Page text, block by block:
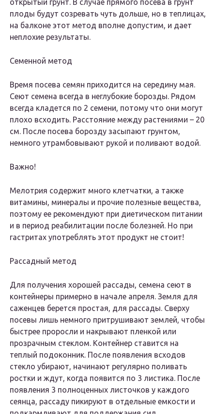
открытый грунт. В случае прямого посева в грунт
плоды будут созревать чуть дольше, но в теплицах,
на балконе этот метод вполне допустим, и дает
неплохие результаты.
Семенной метод
Время посева семян приходится на середину мая.
Сеют семена всегда в неглубокие борозды. Рядом
всегда кладется по 2 семени, потому что они могут
плохо всходить. Расстояние между растениями – 20
см. После посева борозду засыпают грунтом,
немного утрамбовывают рукой и поливают водой.
Важно!
Мелотрия содержит много клетчатки, а также
витамины, минералы и прочие полезные вещества,
поэтому ее рекомендуют при диетическом питании
и в период реабилитации после болезней. Но при
гастритах употреблять этот продукт не стоит!
Рассадный метод
Для получения хорошей рассады, семена сеют в
контейнеры примерно в начале апреля. Земля для
саженцев берется простая, для рассады. Сверху
посевы лишь немного притрушивают землей, чтобы
быстрее проросли и накрывают пленкой или
прозрачным стеклом. Контейнер ставится на
теплый подоконник. После появления всходов
стекло убирают, начинают регулярно поливать
ростки и ждут, когда появится по 3 листика. После
появления 3 полноценных листочков у каждого
сеянца, рассаду пикируют в отдельные емкости и